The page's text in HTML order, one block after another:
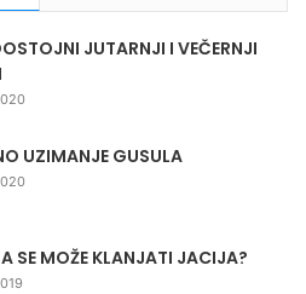
JUTARNJI I VEČERNJI
UZIMANJE GUSULA
SE MOŽE KLANJATI JACIJA?